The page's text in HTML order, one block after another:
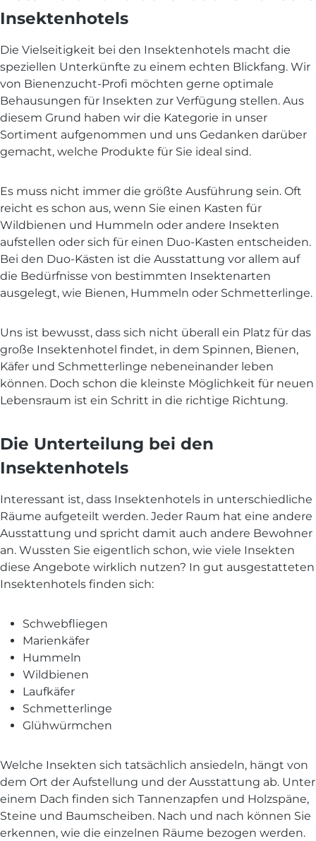
Insektenhotels
Die Vielseitigkeit bei den Insektenhotels macht die
speziellen Unterkünfte zu einem echten Blickfang. Wir
von Bienenzucht-Profi möchten gerne optimale
Behausungen für Insekten zur Verfügung stellen. Aus
diesem Grund haben wir die Kategorie in unser
Sortiment aufgenommen und uns Gedanken darüber
gemacht, welche Produkte für Sie ideal sind.
Es muss nicht immer die größte Ausführung sein. Oft
reicht es schon aus, wenn Sie einen Kasten für
Wildbienen und Hummeln oder andere Insekten
aufstellen oder sich für einen Duo-Kasten entscheiden.
Bei den Duo-Kästen ist die Ausstattung vor allem auf
die Bedürfnisse von bestimmten Insektenarten
ausgelegt, wie Bienen, Hummeln oder Schmetterlinge.
Uns ist bewusst, dass sich nicht überall ein Platz für das
große Insektenhotel findet, in dem Spinnen, Bienen,
Käfer und Schmetterlinge nebeneinander leben
können. Doch schon die kleinste Möglichkeit für neuen
Lebensraum ist ein Schritt in die richtige Richtung.
Die Unterteilung bei den
Insektenhotels
Interessant ist, dass Insektenhotels in unterschiedliche
Räume aufgeteilt werden. Jeder Raum hat eine andere
Ausstattung und spricht damit auch andere Bewohner
an. Wussten Sie eigentlich schon, wie viele Insekten
diese Angebote wirklich nutzen? In gut ausgestatteten
Insektenhotels finden sich:
Schwebfliegen
Marienkäfer
Hummeln
Wildbienen
Laufkäfer
Schmetterlinge
Glühwürmchen
Welche Insekten sich tatsächlich ansiedeln, hängt von
dem Ort der Aufstellung und der Ausstattung ab. Unter
einem Dach finden sich Tannenzapfen und Holzspäne,
Steine und Baumscheiben. Nach und nach können Sie
erkennen, wie die einzelnen Räume bezogen werden.